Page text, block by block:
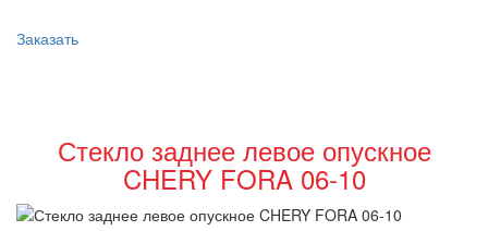
Заказать
Стекло заднее левое опускное
CHERY FORA 06-10